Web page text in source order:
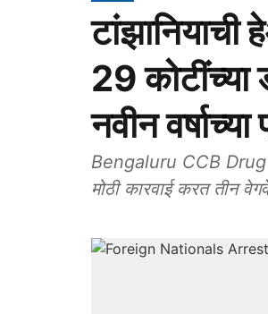
29
नवीन
Bengaluru CCB Drug
मोठी कारवाई करत तीन